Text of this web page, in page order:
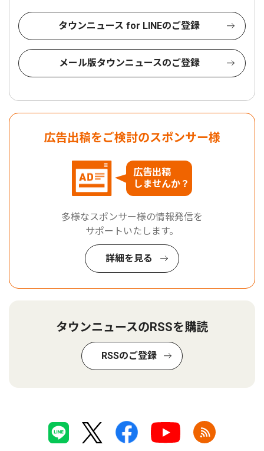
タウンニュース for LINEのご登録
メール版タウンニュースのご登録
広告出稿をご検討のスポンサー様
広告出稿
しませんか？
多様なスポンサー様の情報発信を
サポートいたします。
詳細を見る
タウンニュースのRSSを購読
RSSのご登録